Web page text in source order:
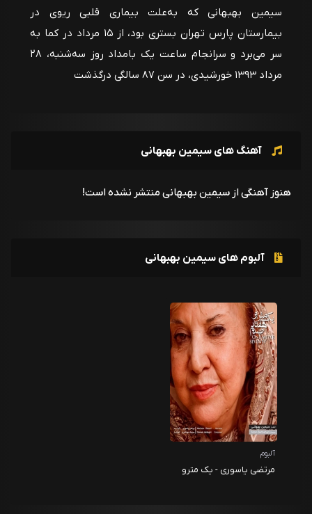
سیمین بهبهانی که به‌علت بیماری قلبی ریوی در
بیمارستان پارس تهران بستری بود، از ۱۵ مرداد در کما به
سر می‌برد و سرانجام ساعت یک بامداد روز سه‌شنبه، ۲۸
مرداد ۱۳۹۳ خورشیدی، در سن ۸۷ سالگی درگذشت
آهنگ های سیمین بهبهانی
هنوز آهنگی از سیمین بهبهانی منتشر نشده است!
آلبوم های سیمین بهبهانی
آلبوم
مرتضی یاسوری - یک مترو